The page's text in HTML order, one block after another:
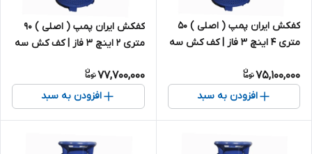
کفکش ایران پمپ ( اصلی ) ۵۰
متری ۴ اینچ ۳ فاز | کف کش سه
75,100,000
افزودن به سبد
کفکش ایران پمپ ( اصلی ) ۹۰
متری ۲ اینچ ۳ فاز | کف کش سه
77,700,000
افزودن به سبد